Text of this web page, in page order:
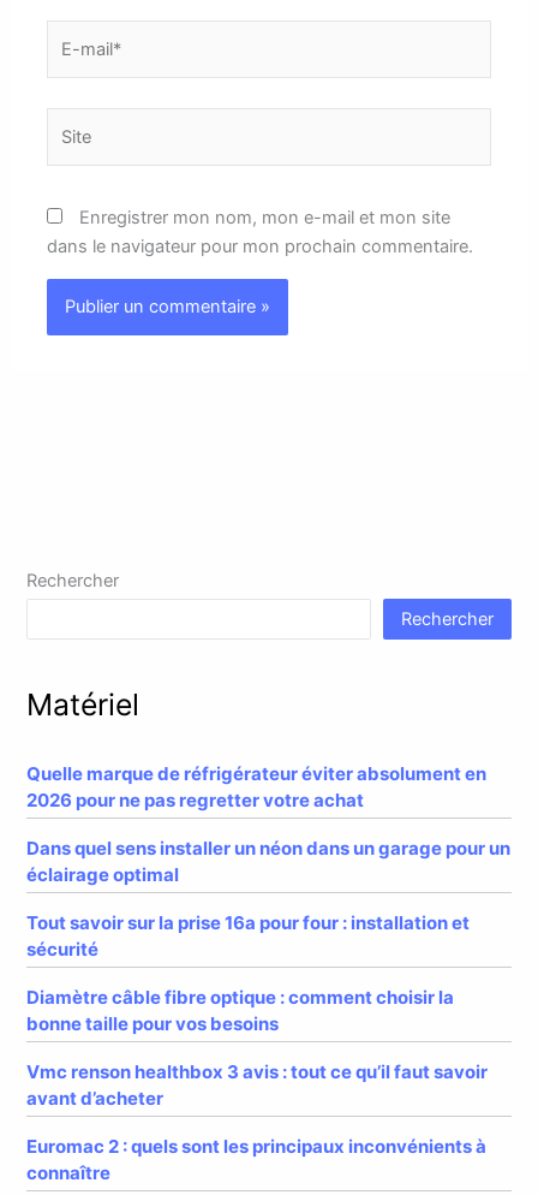
Enregistrer mon nom, mon e-mail et mon site
dans le navigateur pour mon prochain commentaire.
Rechercher
Rechercher
Matériel
Quelle marque de réfrigérateur éviter absolument en
2026 pour ne pas regretter votre achat
Dans quel sens installer un néon dans un garage pour un
éclairage optimal
Tout savoir sur la prise 16a pour four : installation et
sécurité
Diamètre câble fibre optique : comment choisir la
bonne taille pour vos besoins
Vmc renson healthbox 3 avis : tout ce qu’il faut savoir
avant d’acheter
Euromac 2 : quels sont les principaux inconvénients à
connaître